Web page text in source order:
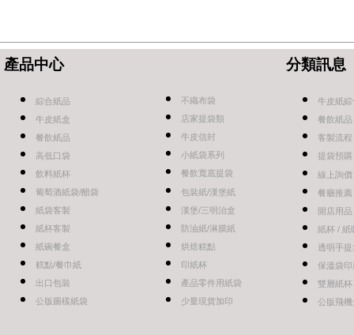
產品中心
綜合紙品
牛皮紙盒
餐飲紙品
高低口袋
飲料紙杯
葡萄酒紙袋/醋袋
紙袋客製
紙杯客製
紙碗餐盒
糕點/餐巾紙
出口包裝
公版圖樣紙袋
不織布袋
店家提袋類
牛皮信封
小紙袋系列
餐飲寬底提袋
包裝紙/漢堡紙
漢堡/三明治盒
防油紙/淋膜紙
烘焙糕點
印紙杯
產品零件用紙袋
少量現貨加印
分類訊息
牛皮紙綜
餐飲紙品
客製流程
提袋預購
線上詢價
餐廳推薦
開店用品
紙杯 / 紙
透明手提
保溫袋印
雙層紙杯
公版飛機